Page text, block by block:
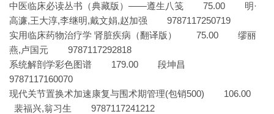
中医临床必读丛书（典藏版）——遵生八笺 75.00 明·
高濂,王大淳,李继明,戴文娟,赵加强 9787117250719
实用临床药物治疗学 肾脏疾病（翻译版） 75.00 缪丽
燕,卢国元 9787117292818
系统解剖学彩色图谱 179.00 段坤昌
9787117160070
现代关节置换术加速康复与围术期管理(包销500) 106.00
裴福兴,翁习生 9787117241212